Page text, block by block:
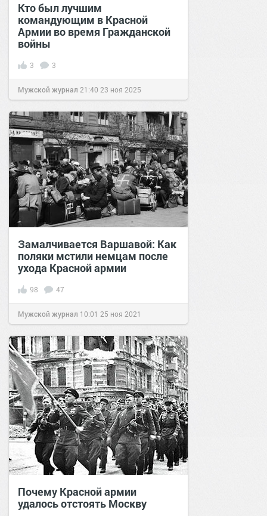
Кто был лучшим
командующим в Красной
Армии во время Гражданской
войны
3 3
Мужской журнал 21:40 23 ноя 2025
Замалчивается Варшавой: Как
поляки мстили немцам после
ухода Красной армии
98 47
Мужской журнал 10:01 25 ноя 2021
Почему Красной армии
удалось отстоять Москву